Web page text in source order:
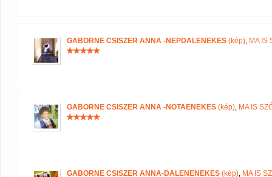
GABORNE CSISZER ANNA -NEPDALENEKES (kép), MA IS
GABORNE CSISZER ANNA -NOTAENEKES (kép), MA IS
GABORNE CSISZER ANNA-DALENENEKES (kép), MA IS